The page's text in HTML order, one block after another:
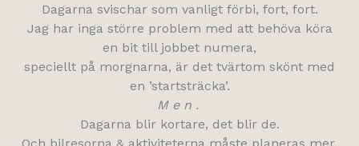
Dagarna svischar som vanligt förbi, fort, fort.
Jag har inga större problem med att behöva köra
en bit till jobbet numera,
speciellt på morgnarna, är det tvärtom skönt med
en ’startsträcka’.
M e n .
Dagarna blir kortare, det blir de.
Och bilresorna & aktiviteterna måste planeras mer.